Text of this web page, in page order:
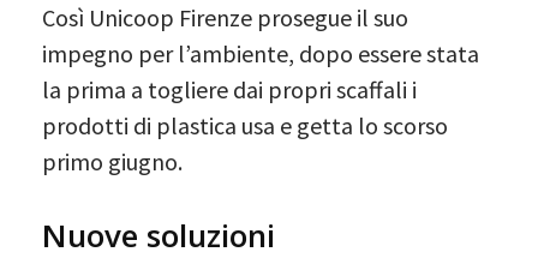
Così Unicoop Firenze prosegue il suo
impegno per l’ambiente, dopo essere stata
la prima a togliere dai propri scaffali i
prodotti di plastica usa e getta lo scorso
primo giugno.
Nuove soluzioni